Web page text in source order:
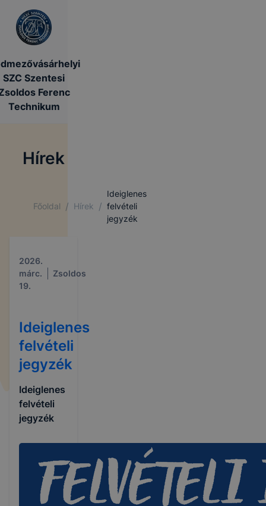
SZC Szentesi
Ferenc
Technikum
Hírek
Főoldal / Hírek /
Ideiglenes
felvételi
jegyzék
2026.
márc.
19.
Zsoldos
Ideiglenes
felvételi
jegyzék
Ideiglenes
felvételi
jegyzék